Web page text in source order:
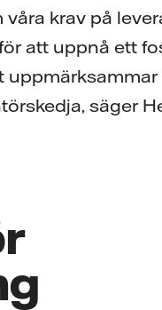
krav på
att uppnå ett
säger